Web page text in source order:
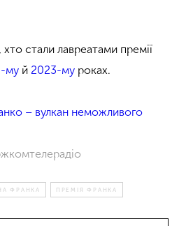
стали лавреатами премії
му й 2023-му роках.
– вулкан неможливого
ФРАНКА ПРЕМІЯ ФРАНКА